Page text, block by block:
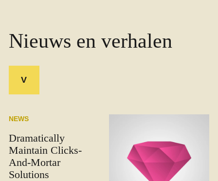
Nieuws en verhalen
V
NEWS
Dramatically
Maintain Clicks-
And-Mortar
Solutions